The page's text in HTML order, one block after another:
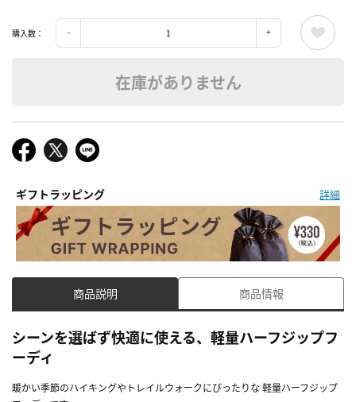
購入数：
在庫がありません
ギフトラッピング 詳細
商品説明 商品情報
シーンを選ばず快適に使える、軽量ハーフジップフ
ーディ
暖かい季節のハイキングやトレイルウォークにぴったりな 軽量ハーフジップ